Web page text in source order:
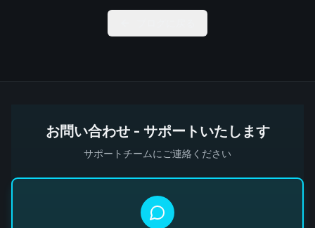
お問い合わせ - サポートいたします
サポートチームにご連絡ください